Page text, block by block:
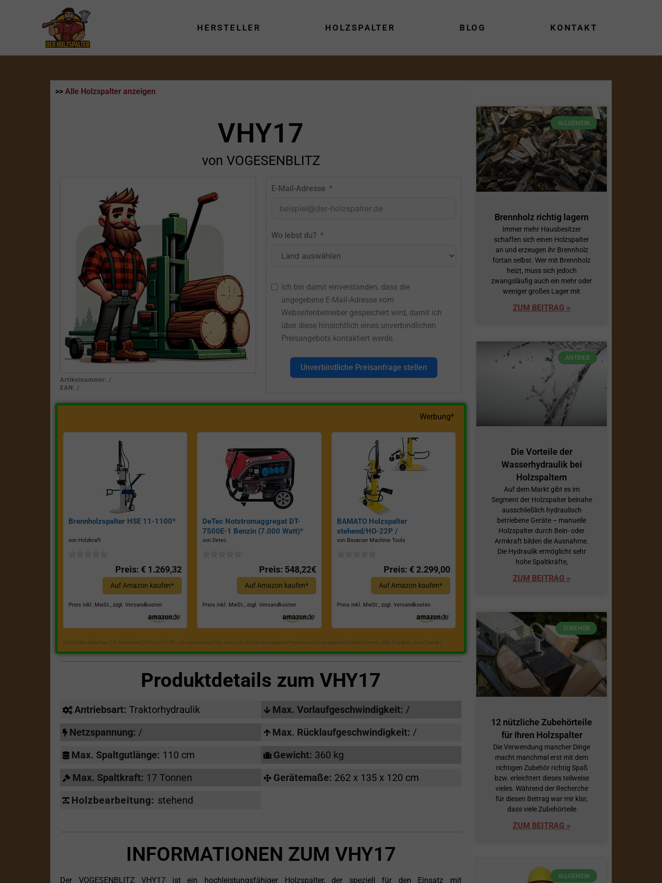
HERSTELLER HOLZSPALTER BLOG KONTAKT
>> Alle Holzspalter anzeigen
VHY17
von VOGESENBLITZ
Artikelnummer: /
EAN: /
E-Mail-Adresse
Wo lebst du?
Ich bin damit einverstanden, dass die
angegebene E-Mail-Adresse vom
Webseitenbetreiber gespeichert wird, damit ich
über diese hinsichtlich eines unverbindlichen
Preisangebots kontaktiert werde.
Unverbindliche Preisanfrage stellen
Werbung*
Brennholzspalter HSE 11-1100*
von Holzkraft
Preis: € 1.269,32
Auf Amazon kaufen*
Preis inkl. MwSt., zzgl. Versandkosten
DeTec Notstromaggregat DT-
7500E-1 Benzin (7.000 Watt)*
von Detec.
Preis: 548,22€
Auf Amazon kaufen*
Preis inkl. MwSt., zzgl. Versandkosten
BAMATO Holzspalter
stehend/HO-22P /
Zapfwellenantrieb, Inkl.
von Bavarian Machine Tools
Preis: € 2.299,00
Auf Amazon kaufen*
Preis inkl. MwSt., zzgl. Versandkosten
Zuletzt aktualisiert am 18. Dezember 2023 um 21:50 . Ich weise darauf hin, dass sich die hier angezeigten Preise inzwischen geändert haben können. Alle Angaben ohne Gewähr.
Produktdetails zum VHY17
Antriebsart: Traktorhydraulik
Netzspannung: /
Max. Spaltgutlänge: 110 cm
Max. Spaltkraft: 17 Tonnen
Holzbearbeitung: stehend
Max. Vorlaufgeschwindigkeit: /
Max. Rücklaufgeschwindigkeit: /
Gewicht: 360 kg
Gerätemaße: 262 x 135 x 120 cm
INFORMATIONEN ZUM VHY17
Der VOGESENBLITZ VHY17 ist ein hochleistungsfähiger Holzspalter, der speziell für den Einsatz mit
ALLGEMEIN
Brennholz richtig lagern
Immer mehr Hausbesitzer
schaffen sich einen Holzspalter
an und erzeugen ihr Brennholz
fortan selbst. Wer mit Brennholz
heizt, muss sich jedoch
zwangsläufig auch ein mehr oder
weniger großes Lager mit
ZUM BEITRAG »
ANTRIEB
Die Vorteile der
Wasserhydraulik bei
Holzspaltern
Auf dem Markt gibt es im
Segment der Holzspalter beinahe
ausschließlich hydraulisch
betriebene Geräte – manuelle
Holzspalter durch Bein- oder
Armkraft bilden die Ausnahme.
Die Hydraulik ermöglicht sehr
hohe Spaltkräfte,
ZUM BEITRAG »
ZUBEHÖR
12 nützliche Zubehörteile
für Ihren Holzspalter
Die Verwendung mancher Dinge
macht manchmal erst mit dem
richtigen Zubehör richtig Spaß
bzw. erleichtert dieses teilweise
vieles. Während der Recherche
für diesen Beitrag war mir klar,
dass viele Zubehörteile
ZUM BEITRAG »
ALLGEMEIN